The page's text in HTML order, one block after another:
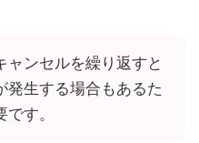
ャンセルを繰り返すと
発生する場合もあるた
す。